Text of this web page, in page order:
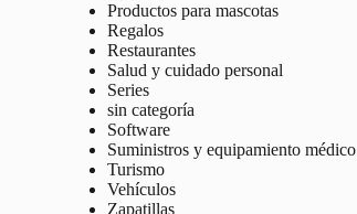
Productos para mascotas
Regalos
Restaurantes
Salud y cuidado personal
Series
sin categoría
Software
Suministros y equipamiento médico
Turismo
Vehículos
Zapatillas